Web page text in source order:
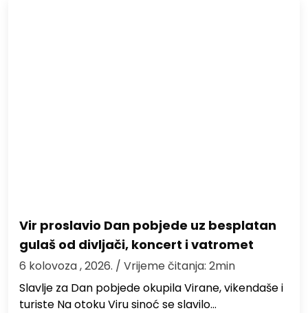
Vir proslavio Dan pobjede uz besplatan
gulaš od divljači, koncert i vatromet
6 kolovoza , 2026. / Vrijeme čitanja: 2min
Slavlje za Dan pobjede okupila Virane, vikendaše i
turiste Na otoku Viru sinoć se slavilo…